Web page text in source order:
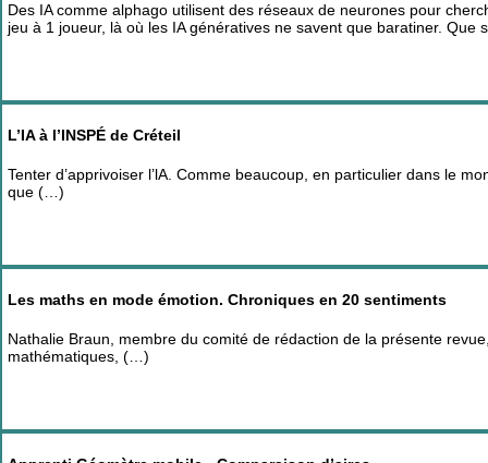
Des IA comme alphago utilisent des réseaux de neurones pour
jeu à 1 joueur, là où les IA génératives ne savent que baratiner.
L’IA à l’INSPÉ de Créteil
Tenter d’apprivoiser l’lA. Comme beaucoup, en particulier dans le
que (…)
Les maths en mode émotion. Chroniques en 20 sentiments
Nathalie Braun, membre du comité de rédaction de la présente
mathématiques, (…)